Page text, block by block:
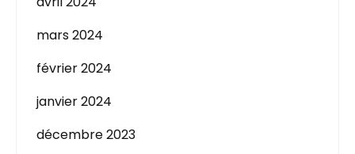
mars 2024
février 2024
janvier 2024
décembre 2023